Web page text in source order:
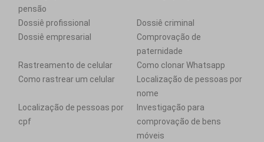
pensão
Dossiê profissional
Dossiê criminal
Dossiê empresarial
Comprovação de
paternidade
Rastreamento de celular
Como clonar Whatsapp
Como rastrear um celular
Localização de pessoas por
nome
Localização de pessoas por
cpf
Investigação para
comprovação de bens
móveis